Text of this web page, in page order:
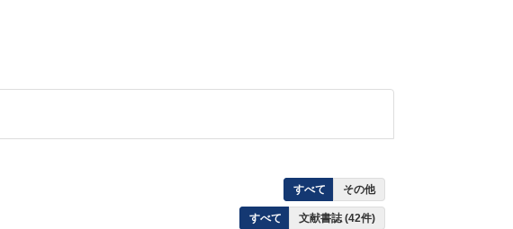
すべて その他
すべて 文献書誌 (42件)